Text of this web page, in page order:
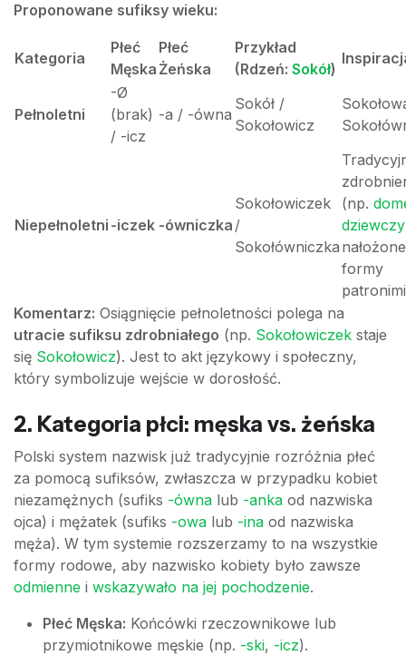
Proponowane sufiksy wieku:
Kategoria
Płeć
Męska
Płeć
Żeńska
Przykład
(Rdzeń: Sokół)
Pełnoletni
-Ø
(brak)
/ -icz
-a / -ówna
Sokół /
Sokołowicz
Niepełnoletni -iczek -ówniczka
Sokołowiczek
/
Sokołówniczka
(np.
formy
Komentarz: Osiągnięcie pełnoletności polega na
utracie sufiksu zdrobniałego (np. Sokołowiczek staje
się Sokołowicz). Jest to akt językowy i społeczny,
który symbolizuje wejście w dorosłość.
2. Kategoria płci: męska vs. żeńska
Polski system nazwisk już tradycyjnie rozróżnia płeć
za pomocą sufiksów, zwłaszcza w przypadku kobiet
niezamężnych (sufiks -ówna lub -anka od nazwiska
ojca) i mężatek (sufiks -owa lub -ina od nazwiska
męża). W tym systemie rozszerzamy to na wszystkie
formy rodowe, aby nazwisko kobiety było zawsze
odmienne i wskazywało na jej pochodzenie.
Płeć Męska: Końcówki rzeczownikowe lub
przymiotnikowe męskie (np. -ski, -icz).